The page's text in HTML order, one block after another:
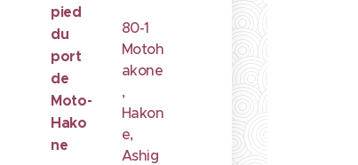
pied
du
port
de
Moto-
Hako
ne
80-1
Motoh
akone
,
Hakon
e,
Ashig